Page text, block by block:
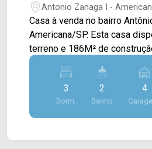
Antonio Zanaga I -
Casa à venda no bairro
Americana/SP. Esta casa dispõe de 200M² de
terreno e 186M² de
uma planta bem distribuída e
quem busca conforto e
área social conta com uma
conectada à sala de jantar e
armários, proporcionando
3
Dorm.
2
Banho
4